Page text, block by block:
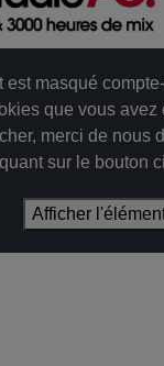
est masqué
que vous avez
merci de nous
sur le bouton
Afficher